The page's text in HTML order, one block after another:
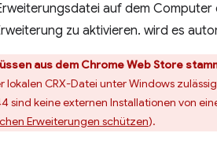
auf dem Computer
zu aktivieren. wird es
aus dem Chrome Web Store
CRX-Datei unter Windows
sind keine externen Installationen von
Erweiterungen schützen).